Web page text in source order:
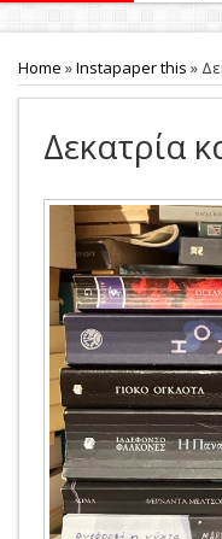
Home »Instapaper this »
Δεκατρία